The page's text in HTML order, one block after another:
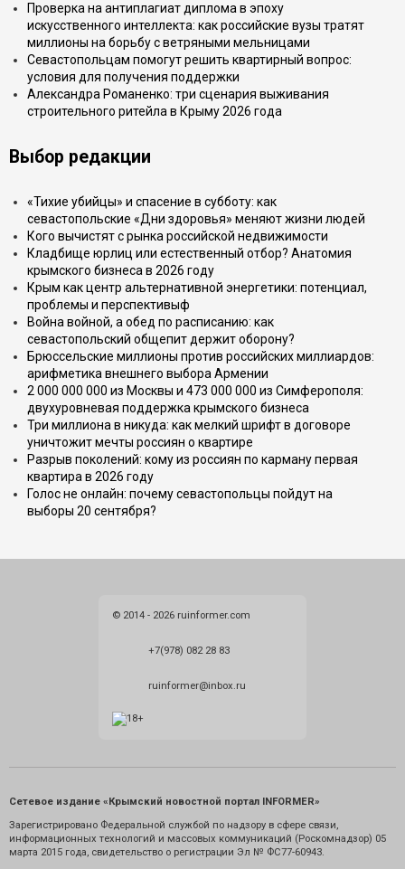
Проверка на антиплагиат диплома в эпоху
искусственного интеллекта: как российские вузы тратят
миллионы на борьбу с ветряными мельницами
Севастопольцам помогут решить квартирный вопрос:
условия для получения поддержки
Александра Романенко: три сценария выживания
строительного ритейла в Крыму 2026 года
Выбор редакции
«Тихие убийцы» и спасение в субботу: как
севастопольские «Дни здоровья» меняют жизни людей
Кого вычистят с рынка российской недвижимости
Кладбище юрлиц или естественный отбор? Анатомия
крымского бизнеса в 2026 году
Крым как центр альтернативной энергетики: потенциал,
проблемы и перспективыф
Война войной, а обед по расписанию: как
севастопольский общепит держит оборону?
Брюссельские миллионы против российских миллиардов:
арифметика внешнего выбора Армении
2 000 000 000 из Москвы и 473 000 000 из Симферополя:
двухуровневая поддержка крымского бизнеса
Три миллиона в никуда: как мелкий шрифт в договоре
уничтожит мечты россиян о квартире
Разрыв поколений: кому из россиян по карману первая
квартира в 2026 году
Голос не онлайн: почему севастопольцы пойдут на
выборы 20 сентября?
© 2014 - 2026 ruinformer.com
+7(978) 082 28 83
ruinformer@inbox.ru
Сетевое издание «Крымский новостной портал INFORMER»
Зарегистрировано Федеральной службой по надзору в сфере связи,
информационных технологий и массовых коммуникаций (Роскомнадзор) 05
марта 2015 года, свидетельство о регистрации Эл № ФС77-60943.